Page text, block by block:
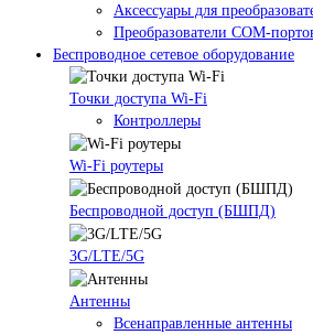
Аксессуары для
Преобразователи COM-
Беспроводное сетевое оборудование
Точки доступа Wi-Fi
Контроллеры
Wi-Fi роутеры
Беспроводной доступ (БШПД)
3G/LTE/5G
Антенны
Всенаправленные антенны